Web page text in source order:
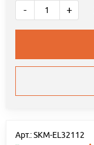
- +
Арт.: SKM-EL32112